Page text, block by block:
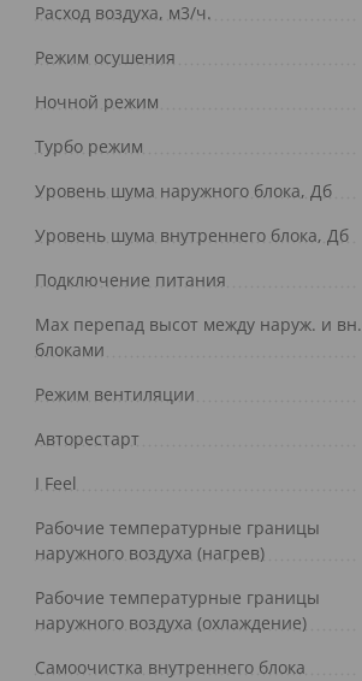
Расход воздуха, м3/ч.
Режим осушения
Ночной режим
Турбо режим
Уровень шума наружного блока, Дб
Уровень шума внутреннего блока, Дб
Подключение питания
Max перепад высот между наруж. и вн.
блоками
Режим вентиляции
Авторестарт
I Feel
Рабочие температурные границы
наружного воздуха (нагрев)
Рабочие температурные границы
наружного воздуха (охлаждение)
Самоочистка внутреннего блока